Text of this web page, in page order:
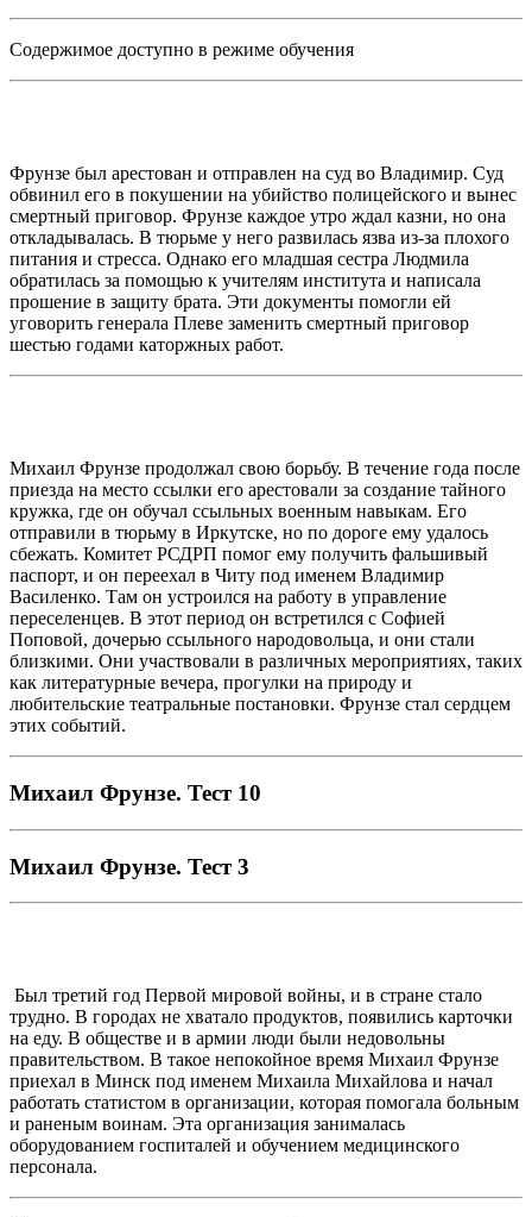
Содержимое доступно в режиме обучения
Фрунзе был арестован и отправлен на суд во Владимир. Суд
обвинил его в покушении на убийство полицейского и вынес
смертный приговор. Фрунзе каждое утро ждал казни, но она
откладывалась. В тюрьме у него развилась язва из-за плохого
питания и стресса. Однако его младшая сестра Людмила
обратилась за помощью к учителям института и написала
прошение в защиту брата. Эти документы помогли ей
уговорить генерала Плеве заменить смертный приговор
шестью годами каторжных работ.
Михаил Фрунзе продолжал свою борьбу. В течение года после
приезда на место ссылки его арестовали за создание тайного
кружка, где он обучал ссыльных военным навыкам. Его
отправили в тюрьму в Иркутске, но по дороге ему удалось
сбежать. Комитет РСДРП помог ему получить фальшивый
паспорт, и он переехал в Читу под именем Владимир
Василенко. Там он устроился на работу в управление
переселенцев. В этот период он встретился с Софией
Поповой, дочерью ссыльного народовольца, и они стали
близкими. Они участвовали в различных мероприятиях, таких
как литературные вечера, прогулки на природу и
любительские театральные постановки. Фрунзе стал сердцем
этих событий.
Михаил Фрунзе. Тест 10
Михаил Фрунзе. Тест 3
Был третий год Первой мировой войны, и в стране стало
трудно. В городах не хватало продуктов, появились карточки
на еду. В обществе и в армии люди были недовольны
правительством. В такое непокойное время Михаил Фрунзе
приехал в Минск под именем Михаила Михайлова и начал
работать статистом в организации, которая помогала больным
и раненым воинам. Эта организация занималась
оборудованием госпиталей и обучением медицинского
персонала.